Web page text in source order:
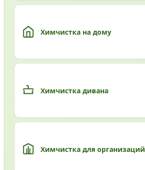
Химчистка на дому
Химчистка дивана
Химчистка для организаций